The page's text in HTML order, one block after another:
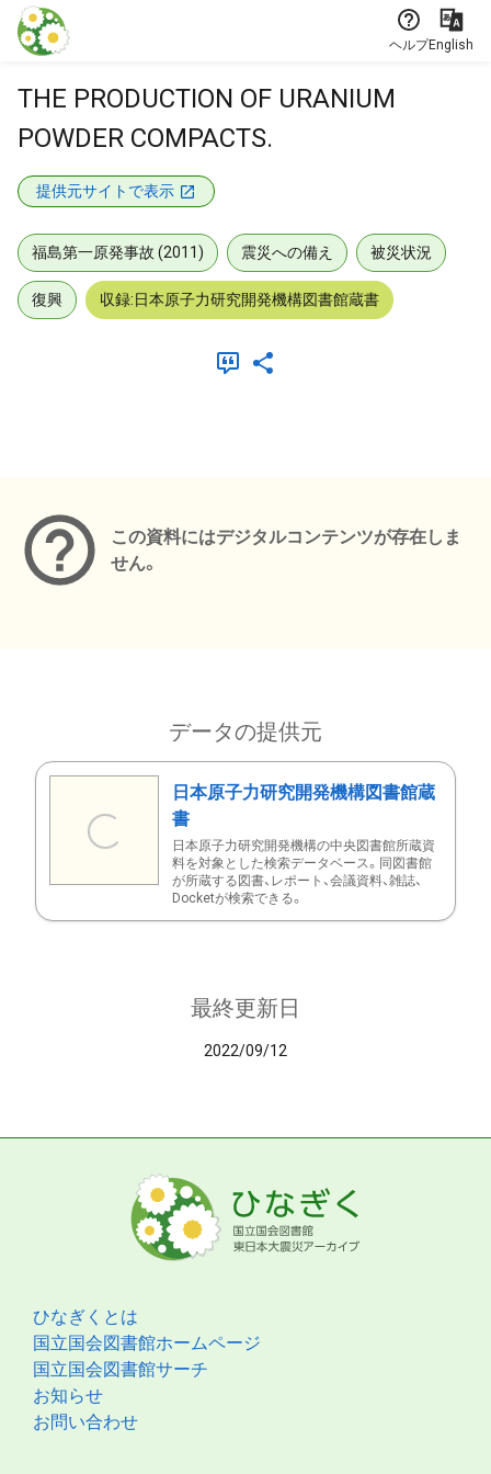
本文に飛ぶ
ヘルプEnglish
THE PRODUCTION OF URANIUM
POWDER COMPACTS.
提供元サイトで表示
福島第一原発事故 (2011) 震災への備え 被災状況
復興 収録:日本原子力研究開発機構図書館蔵書
この資料にはデジタルコンテンツが存在しま
せん。
データの提供元
日本原子力研究開発機構図書館蔵
書
日本原子力研究開発機構の中央図書館所蔵資
料を対象とした検索データベース。同図書館
が所蔵する図書、レポート、会議資料、雑誌、
Docketが検索できる。
最終更新日
2022/09/12
ひなぎくとは
国立国会図書館ホームページ
国立国会図書館サーチ
お知らせ
お問い合わせ